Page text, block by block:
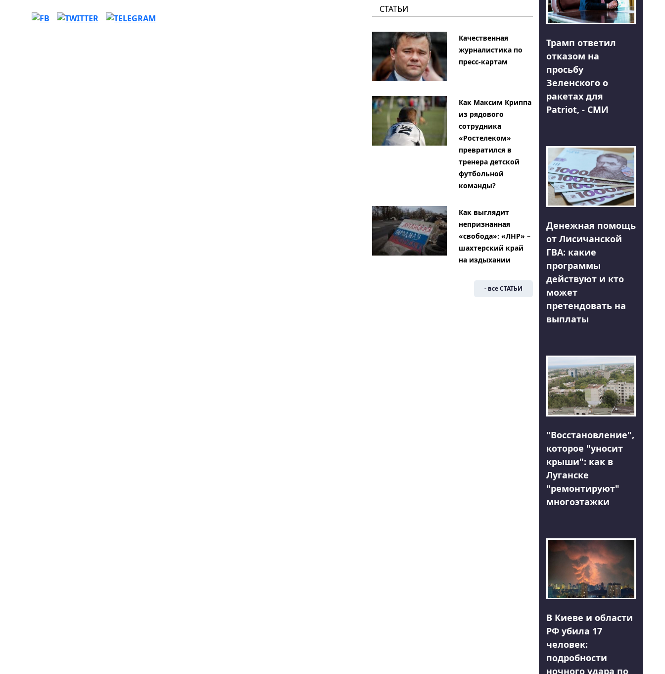
СТАТЬИ
Качественная
журналистика по
пресс-картам
Как Максим Криппа
из рядового
сотрудника
«Ростелеком»
превратился в
тренера детской
футбольной
команды?
Как выглядит
непризнанная
«свобода»: «ЛНР» –
шахтерский край
на издыхании
- все СТАТЬИ
Трамп ответил
отказом на
просьбу
Зеленского о
ракетах для
Patriot, - СМИ
Денежная помощь
от Лисичанской
ГВА: какие
программы
действуют и кто
может
претендовать на
выплаты
"Восстановление",
которое "уносит
крыши": как в
Луганске
"ремонтируют"
многоэтажки
В Киеве и области
РФ убила 17
человек:
подробности
ночного удара по